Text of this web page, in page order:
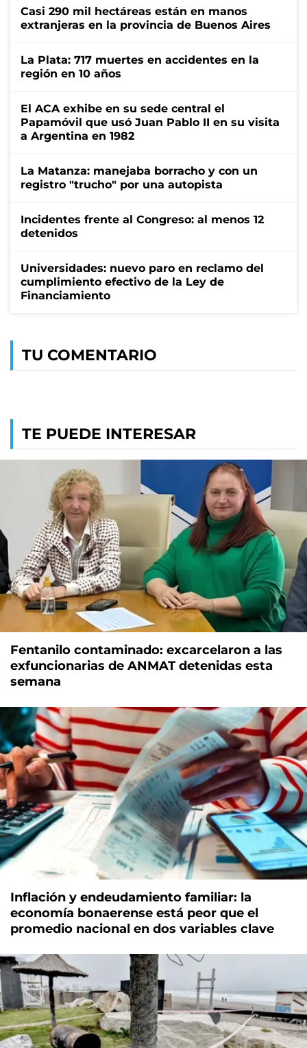
Casi 290 mil hectáreas están en manos
extranjeras en la provincia de Buenos Aires
La Plata: 717 muertes en accidentes en la
región en 10 años
El ACA exhibe en su sede central el
Papamóvil que usó Juan Pablo II en su visita
a Argentina en 1982
La Matanza: manejaba borracho y con un
registro "trucho" por una autopista
Incidentes frente al Congreso: al menos 12
detenidos
Universidades: nuevo paro en reclamo del
cumplimiento efectivo de la Ley de
Financiamiento
TU COMENTARIO
TE PUEDE INTERESAR
Fentanilo contaminado: excarcelaron a las
exfuncionarias de ANMAT detenidas esta
semana
Inflación y endeudamiento familiar: la
economía bonaerense está peor que el
promedio nacional en dos variables clave